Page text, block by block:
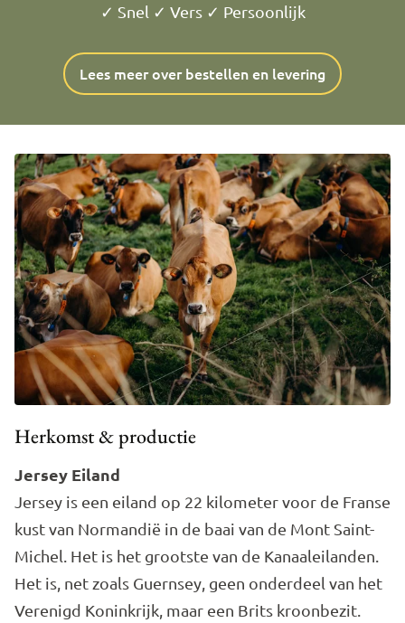
✓ Snel ✓ Vers ✓ Persoonlijk
Lees meer over bestellen en levering
Herkomst & productie
Jersey Eiland
Jersey is een eiland op 22 kilometer voor de Franse
kust van Normandië in de baai van de Mont Saint-
Michel. Het is het grootste van de Kanaaleilanden.
Het is, net zoals Guernsey, geen onderdeel van het
Verenigd Koninkrijk, maar een Brits kroonbezit.